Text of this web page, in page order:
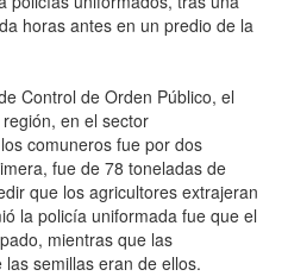
horas antes en un predio de la
Control de Orden Público, el
en el sector
comuneros fue por dos
fue de 78 toneladas de
que los agricultores extrajeran
la policía uniformada fue que el
mientras que las
semillas eran de ellos.